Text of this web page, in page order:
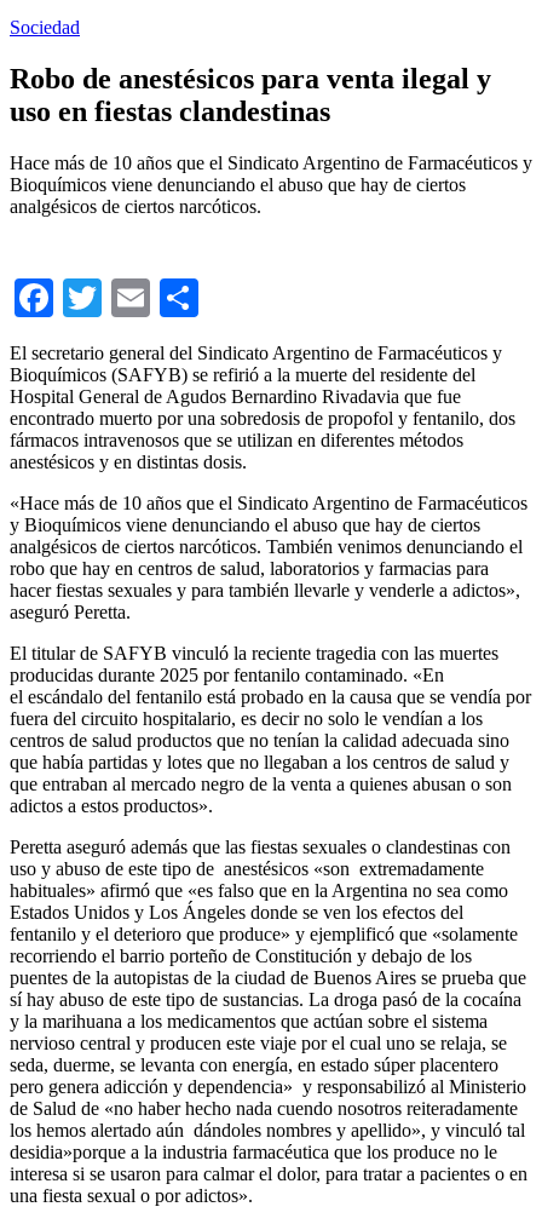
Sociedad
Robo de anestésicos para venta ilegal y
uso en fiestas clandestinas
Hace más de 10 años que el Sindicato Argentino de Farmacéuticos y
Bioquímicos viene denunciando el abuso que hay de ciertos
analgésicos de ciertos narcóticos.
Facebook
TwitterEmail
El secretario general del Sindicato Argentino de Farmacéuticos y
Bioquímicos (SAFYB) se refirió a la muerte del residente del
Hospital General de Agudos Bernardino Rivadavia que fue
encontrado muerto por una sobredosis de propofol y fentanilo, dos
fármacos intravenosos que se utilizan en diferentes métodos
anestésicos y en distintas dosis.
«Hace más de 10 años que el Sindicato Argentino de Farmacéuticos
y Bioquímicos viene denunciando el abuso que hay de ciertos
analgésicos de ciertos narcóticos. También venimos denunciando el
robo que hay en centros de salud, laboratorios y farmacias para
hacer fiestas sexuales y para también llevarle y venderle a adictos»,
aseguró Peretta.
El titular de SAFYB vinculó la reciente tragedia con las muertes
producidas durante 2025 por fentanilo contaminado. «En
el escándalo del fentanilo está probado en la causa que se vendía por
fuera del circuito hospitalario, es decir no solo le vendían a los
centros de salud productos que no tenían la calidad adecuada sino
que había partidas y lotes que no llegaban a los centros de salud y
que entraban al mercado negro de la venta a quienes abusan o son
adictos a estos productos».
Peretta aseguró además que las fiestas sexuales o clandestinas con
uso y abuso de este tipo de anestésicos «son extremadamente
habituales» afirmó que «es falso que en la Argentina no sea como
Estados Unidos y Los Ángeles donde se ven los efectos del
fentanilo y el deterioro que produce» y ejemplificó que «solamente
recorriendo el barrio porteño de Constitución y debajo de los
puentes de la autopistas de la ciudad de Buenos Aires se prueba que
sí hay abuso de este tipo de sustancias. La droga pasó de la cocaína
y la marihuana a los medicamentos que actúan sobre el sistema
nervioso central y producen este viaje por el cual uno se relaja, se
seda, duerme, se levanta con energía, en estado súper placentero
pero genera adicción y dependencia» y responsabilizó al Ministerio
de Salud de «no haber hecho nada cuendo nosotros reiteradamente
los hemos alertado aún dándoles nombres y apellido», y vinculó tal
desidia»porque a la industria farmacéutica que los produce no le
interesa si se usaron para calmar el dolor, para tratar a pacientes o en
una fiesta sexual o por adictos».